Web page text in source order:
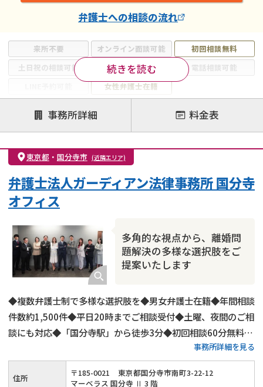
来所不要 オンライン面談可能
初回相談無料
土日祝の相談可能
19時以降電話可能
電話相談可能
女性弁護士在籍
注力案件
離婚前相談
離婚調停
離婚裁判
親権・面会交流権
DV
モラハラ
不貞・不倫慰謝料請求
国際離婚
財産分与
内縁の夫婦 熟年離婚
続きを読む
弁護士への相談の流れ
事務所詳細 料金表
東京都 ・ 国分寺市 (近隣エリア)
多角的な視点から、離婚問
題解決の多様な選択肢をご
提案いたします
弁護士法人ガーディアン法律事務所 国分寺
オフィス
◆複数弁護士制で多様な選択肢を◆男女弁護士在籍◆年間相談
件数約1,500件◆平日20時までご相談受付◆土曜、夜間のご相
談にも対応◆「国分寺駅」から徒歩3分◆初回相談60分無料◆
弁護士費用の分割払いも可◆養育費・財産分与・慰謝料請求に
強み◆代理交渉もご対応可
事務所詳細を見る
住所 〒185-0021
東京都国分寺市南町3-22-12
マーベラス 国分寺 Ⅱ 3 階